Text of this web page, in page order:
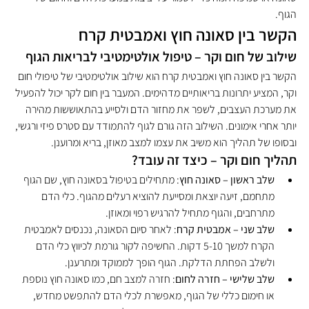
הגוף.
הקשר בין סאונה חוץ ואמבטית קרח
שילוב של חום וקר – טיפול אולטימטיבי לבריאות הגוף
הקשר בין סאונה חוץ ואמבטית קרח הוא שילוב אולטימטיבי של טיפולי חום
וקר, המציע יתרונות בריאותיים מדהימים. המעבר בין חום לקר יכול להפעיל
את מערכת העצבים, לשפר את מחזור הדם ולסייע בהתאוששות מהירה
יותר אחרי אימונים. השילוב הזה גורם לגוף להתמודד עם סטרס פיזי ורגשי,
ובסופו של תהליך הוא משיב את עצמו למצב מאוזן, בריא ומרוענן.
תהליך חום וקר – כיצד זה עובד?
שלב ראשון – סאונה חוץ: מתחילים בטיפול בסאונה חוץ, שם הגוף
מתחמם, זיעה יוצאת ומסייעת להוציא רעלים מהגוף. כלי הדם
מתרחבים, והגוף מתחיל להרגיש רפוי ומאוזן.
שלב שני – אמבטית קרח: לאחר סיום הסאונה, נכנסים לאמבטית
הקרח למשך 5-10 דקות. החשיפה לקור גורמת לכיווץ כלי הדם
ולשלב הפחתת הדלקת. הגוף הופך לממוקד ומתרענן.
שלב שלישי – חזרה לחום: חזרה למצב חם, כמו סאונה חוץ נוספת
או חימום כללי של הגוף, מאפשרת לכלי הדם להתפשט מחדש,